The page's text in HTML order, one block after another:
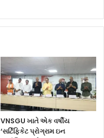
VNSGU ખાતે એક વર્ષીય
‘સર્ટિફિકેટ પ્રોગ્રામ ઇન